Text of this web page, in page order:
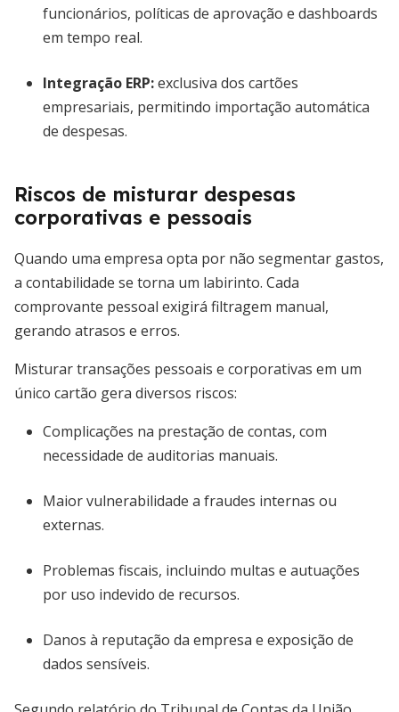
funcionários, políticas de aprovação e dashboards
em tempo real.
Integração ERP:exclusiva dos cartões
empresariais, permitindo importação automática
de despesas.
Riscos de misturar despesas
corporativas e pessoais
Quando uma empresa opta por não segmentar gastos,
a contabilidade se torna um labirinto. Cada
comprovante pessoal exigirá filtragem manual,
gerando atrasos e erros.
Misturar transações pessoais e corporativas em um
único cartão gera diversos riscos:
Complicações na prestação de contas, com
necessidade de auditorias manuais.
Maior vulnerabilidade a fraudes internas ou
externas.
Problemas fiscais, incluindo multas e autuações
por uso indevido de recursos.
Danos à reputação da empresa e exposição de
dados sensíveis.